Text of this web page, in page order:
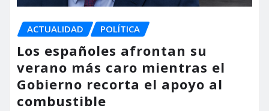
ACTUALIDAD POLÍTICA
Los españoles afrontan su
verano más caro mientras el
Gobierno recorta el apoyo al
combustible